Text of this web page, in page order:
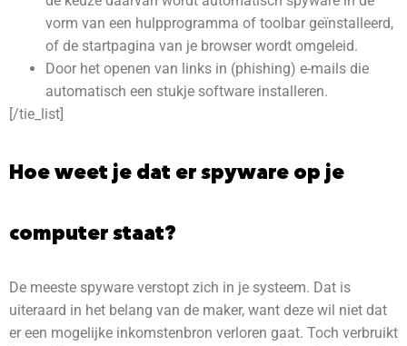
vorm van een hulpprogramma of toolbar geïnstalleerd,
of de startpagina van je browser wordt omgeleid.
Door het openen van links in (phishing) e-mails die
automatisch een stukje software installeren.
[/tie_list]
Hoe weet je dat er spyware op je
computer staat?
De meeste spyware verstopt zich in je systeem. Dat is
uiteraard in het belang van de maker, want deze wil niet dat
er een mogelijke inkomstenbron verloren gaat. Toch verbruikt